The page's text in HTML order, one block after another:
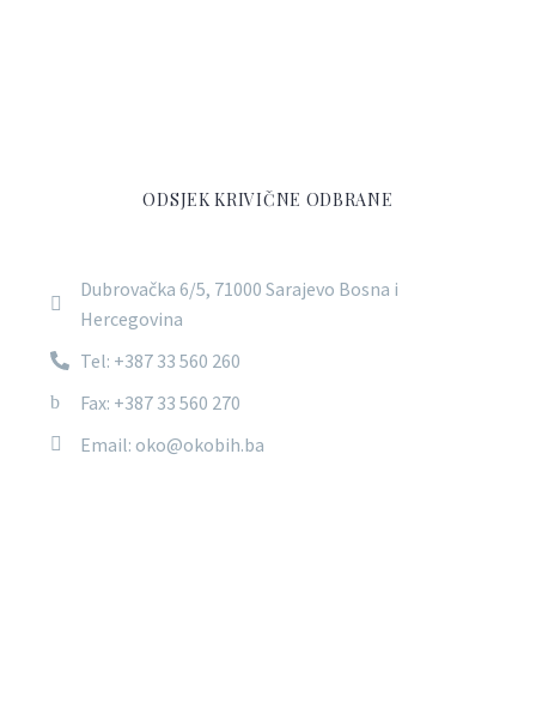
ODSJEK KRIVIČNE ODBRANE
Dubrovačka 6/5, 71000 Sarajevo Bosna i
Hercegovina
Tel: +387 33 560 260
Fax: +387 33 560 270
Email: oko@okobih.ba